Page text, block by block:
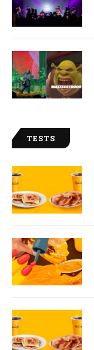
TESTS